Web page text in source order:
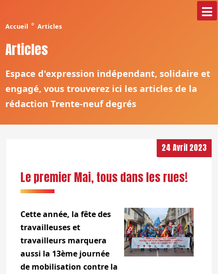
Accueil ° Articles
Articles
Espace d'expression indépendant, solidaire et
engagé, vous trouverez ici les articles de la
rédaction Trente-neuf degrés
24 Avril 2023
Le premier Mai, tous dans les rues!
Cette année, la fête des
travailleuses et
travailleurs marquera
aussi la 13ème journée
de mobilisation contre la